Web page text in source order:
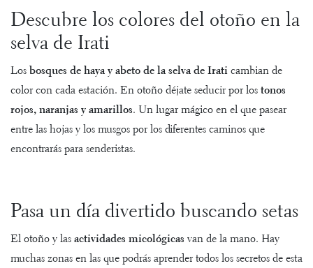
Descubre los colores del otoño en la
selva de Irati
Los bosques de haya y abeto de la selva de Irati cambian de
color con cada estación. En otoño déjate seducir por los tonos
rojos, naranjas y amarillos. Un lugar mágico en el que pasear
entre las hojas y los musgos por los diferentes caminos que
encontrarás para senderistas.
Pasa un día divertido buscando setas
El otoño y las actividades micológicas van de la mano. Hay
muchas zonas en las que podrás aprender todos los secretos de esta